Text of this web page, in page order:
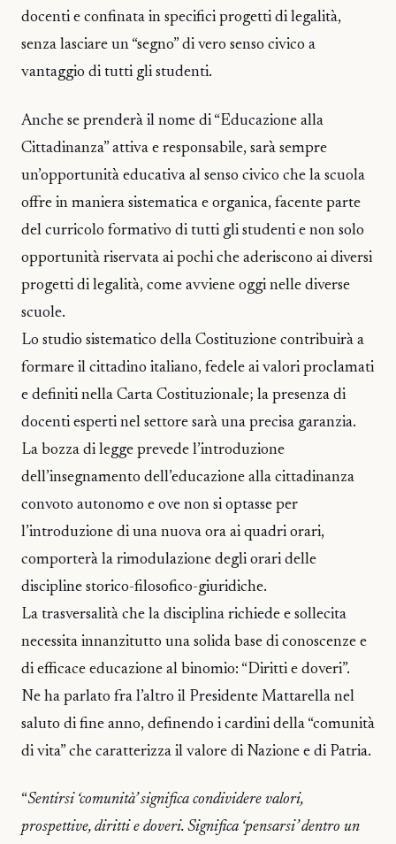
docenti e confinata in specifici progetti di legalità,
senza lasciare un “segno” di vero senso civico a
vantaggio di tutti gli studenti.
Anche se prenderà il nome di “Educazione alla
Cittadinanza” attiva e responsabile, sarà sempre
un’opportunità educativa al senso civico che la scuola
offre in maniera sistematica e organica, facente parte
del curricolo formativo di tutti gli studenti e non solo
opportunità riservata ai pochi che aderiscono ai diversi
progetti di legalità, come avviene oggi nelle diverse
scuole.
Lo studio sistematico della Costituzione contribuirà a
formare il cittadino italiano, fedele ai valori proclamati
e definiti nella Carta Costituzionale; la presenza di
docenti esperti nel settore sarà una precisa garanzia.
La bozza di legge prevede l’introduzione
dell’insegnamento dell’educazione alla cittadinanza
convoto autonomo e ove non si optasse per
l’introduzione di una nuova ora ai quadri orari,
comporterà la rimodulazione degli orari delle
discipline storico-filosofico-giuridiche.
La trasversalità che la disciplina richiede e sollecita
necessita innanzitutto una solida base di conoscenze e
di efficace educazione al binomio: “Diritti e doveri”.
Ne ha parlato fra l’altro il Presidente Mattarella nel
saluto di fine anno, definendo i cardini della “comunità
di vita” che caratterizza il valore di Nazione e di Patria.
“Sentirsi ‘comunità’ significa condividere valori,
prospettive, diritti e doveri. Significa ‘pensarsi’ dentro un